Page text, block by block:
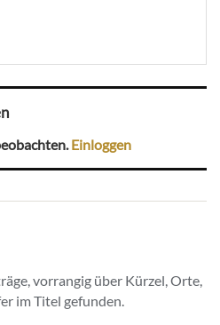
Einloggen
vorrangig über Kürzel, Orte,
im Titel gefunden.